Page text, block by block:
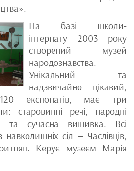
На базі школи-
інтернату 2003 року
створений музей
народознавства.
Унікальний та
надзвичайно цікавий,
експонатів, має три
старовинні речі, народні
та сучасна вишивка. Всі
навколишніх сіл — Часлівців,
Керує музеєм Марія